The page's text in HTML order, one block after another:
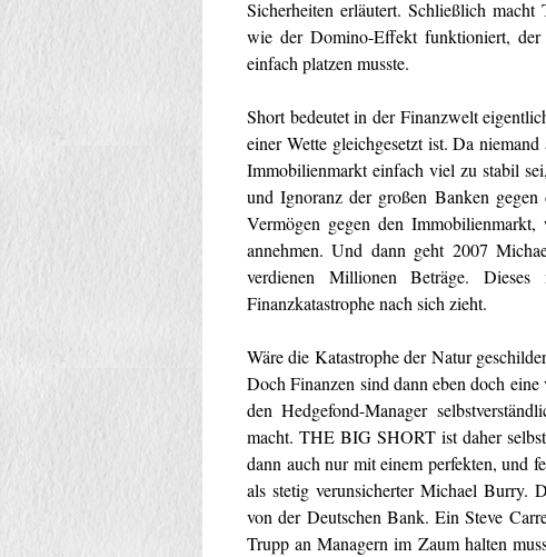
Sicherheiten erläutert. Schließlich macht
wie der Domino-Effekt funktioniert,
einfach platzen musste.
Short bedeutet in der Finanzwelt
einer Wette gleichgesetzt ist. Da
Immobilienmarkt einfach viel zu stabil
und Ignoranz der großen Banken gegen
Vermögen gegen den
annehmen. Und dann geht 2007
verdienen Millionen Beträge.
Finanzkatastrophe nach sich zieht.
Wäre die Katastrophe der Natur
Doch Finanzen sind dann eben doch
den Hedgefond-Manager
macht. THE BIG SHORT ist daher
dann auch nur mit einem perfekten, und
als stetig verunsicherter Michael Burry.
von der Deutschen Bank. Ein Steve
Trupp an Managern im Zaum halten